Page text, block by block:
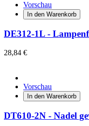
Vorschau
In den Warenkorb
DE312-1L -
28,84 €
Vorschau
In den Warenkorb
DT610-2N - Nadel